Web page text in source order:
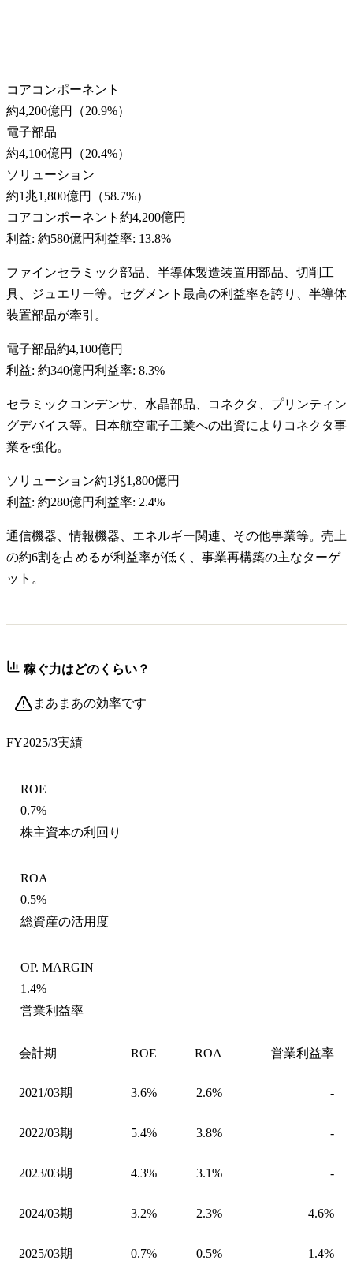
コアコンポーネント
約4,200億円
（20.9%）
電子部品
約4,100億円
（20.4%）
ソリューション
約1兆1,800億円
（58.7%）
コアコンポーネント 約4,200億円
利益: 約580億円利益率: 13.8%
ファインセラミック部品、半導体製造装置用部品、切削工
具、ジュエリー等。セグメント最高の利益率を誇り、半導体
装置部品が牽引。
電子部品約4,100億円
利益: 約340億円利益率: 8.3%
セラミックコンデンサ、水晶部品、コネクタ、プリンティン
グデバイス等。日本航空電子工業への出資によりコネクタ事
業を強化。
ソリューション約1兆1,800億円
利益: 約280億円利益率: 2.4%
通信機器、情報機器、エネルギー関連、その他事業等。売上
の約6割を占めるが利益率が低く、事業再構築の主なターゲ
ット。
稼ぐ力はどのくらい？
まあまあの効率です
FY2025/3実績
ROE
0.7%
株主資本の利回り
ROA
0.5%
総資産の活用度
OP. MARGIN
1.4%
営業利益率
会計期 ROE ROA 営業利益率
2021/03期 3.6% 2.6% -
2022/03期 5.4% 3.8% -
2023/03期 4.3% 3.1% -
2024/03期 3.2% 2.3% 4.6%
2025/03期 0.7% 0.5% 1.4%